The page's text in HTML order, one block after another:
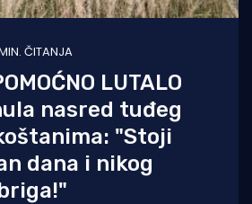
ČITANJA
LUTALO
nasred tuđeg
"Stoji
dana i nikog